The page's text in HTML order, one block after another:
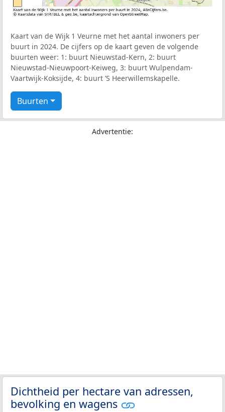
Kaart van de Wijk 1 Veurne met het aantal inwoners per
buurt in 2024. De cijfers op de kaart geven de volgende
buurten weer: 1: buurt Nieuwstad-Kern, 2: buurt
Nieuwstad-Nieuwpoort-Keiweg, 3: buurt Wulpendam-
Vaartwijk-Koksijde, 4: buurt ’S Heerwillemskapelle.
Buurten
Advertentie:
Dichtheid per hectare van adressen,
bevolking en wagens